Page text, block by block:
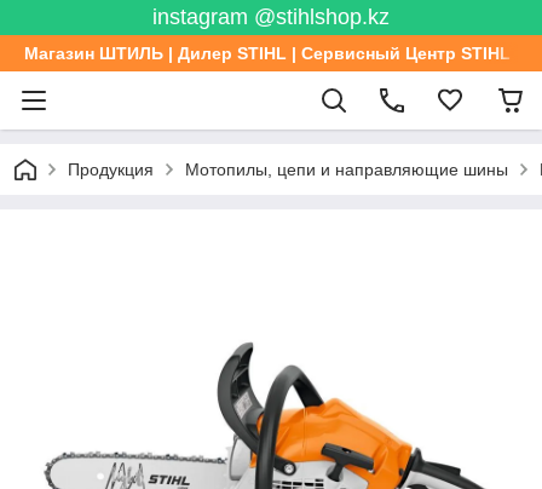
instagram @stihlshop.kz
Магазин ШТИЛЬ | Дилер STIHL | Сервисный Центр STIHL
Продукция Мотопилы, цепи и направляющие шины